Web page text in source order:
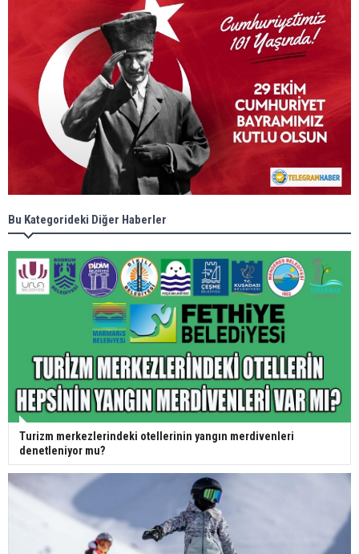
Bu Kategorideki Diğer Haberler
Turizm merkezlerindeki otellerinin yangın merdivenleri
denetleniyor mu?